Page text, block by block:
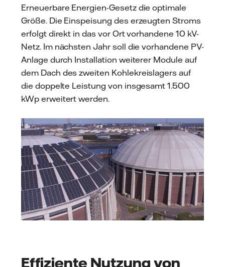
Erneuerbare Energien-Gesetz die optimale
Größe. Die Einspeisung des erzeugten Stroms
erfolgt direkt in das vor Ort vorhandene 10 kV-
Netz. Im nächsten Jahr soll die vorhandene PV-
Anlage durch Installation weiterer Module auf
dem Dach des zweiten Kohlekreislagers auf
die doppelte Leistung von insgesamt 1.500
kWp erweitert werden.
Effiziente Nutzung von